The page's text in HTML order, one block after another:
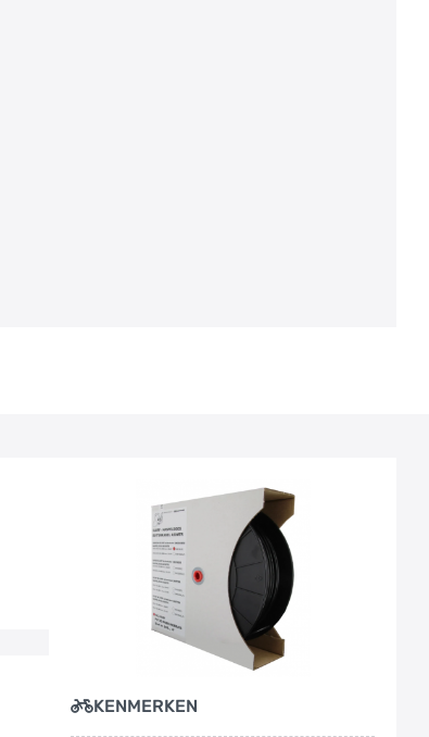
KENMERKEN